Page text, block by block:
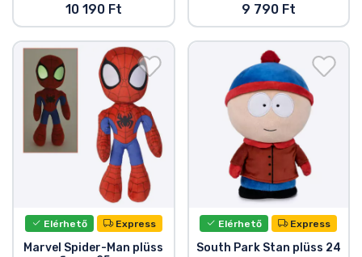
10 190 Ft 9 790 Ft
Elérhető Express
Marvel Spider-Man plüss
Elérhető Express
South Park Stan plüss 24